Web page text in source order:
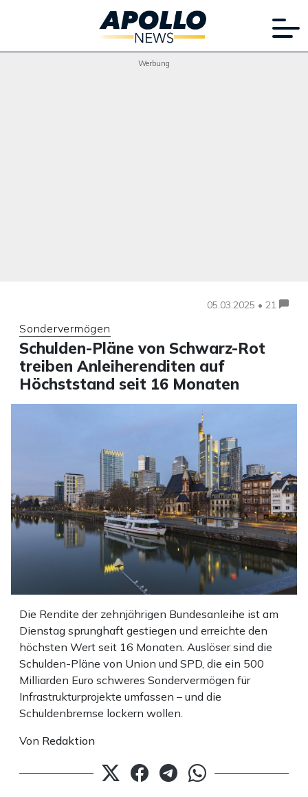
Werbung
05.03.2025 • 21
Sondervermögen
Schulden-Pläne von Schwarz-Rot
treiben Anleiherenditen auf
Höchststand seit 16 Monaten
Die Rendite der zehnjährigen Bundesanleihe ist am
Dienstag sprunghaft gestiegen und erreichte den
höchsten Wert seit 16 Monaten. Auslöser sind die
Schulden-Pläne von Union und SPD, die ein 500
Milliarden Euro schweres Sondervermögen für
Infrastrukturprojekte umfassen – und die
Schuldenbremse lockern wollen.
Von Redaktion